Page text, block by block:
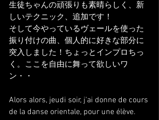
生徒ちゃんの頑張りも素晴らしく、新
しいテクニック、追加です！
そして今やっているヴェールを使った
振り付けの曲、個人的に好きな部分に
突入しました！ちょっとインプロちっ
く。ここを自由に舞って欲しいワ
ン・・
Alors alors, jeudi soir, j'ai donne de cours
de la danse orientale, pour une élève.